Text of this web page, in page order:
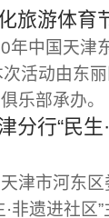
旅游体育
年中国天津
活动由东
乐部承办。
分行“民
津市河东
非遗进社区